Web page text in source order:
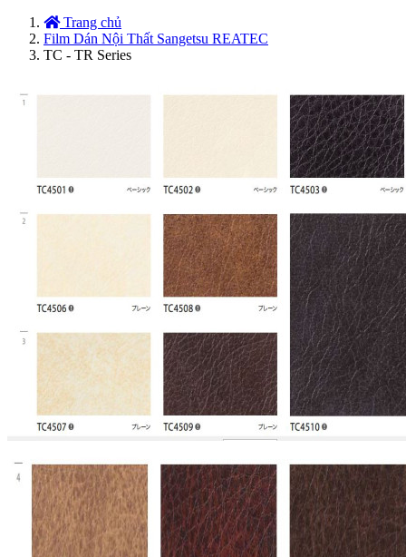
Trang chủ
Film Dán Nội Thất Sangetsu REATEC
TC - TR Series